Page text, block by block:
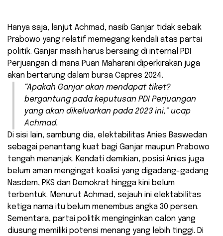
Hanya saja, lanjut Achmad, nasib Ganjar tidak sebaik
Prabowo yang relatif memegang kendali atas partai
politik. Ganjar masih harus bersaing di internal PDI
Perjuangan di mana Puan Maharani diperkirakan juga
akan bertarung dalam bursa Capres 2024.
“Apakah Ganjar akan mendapat tiket?
bergantung pada keputusan PDI Perjuangan
yang akan dikeluarkan pada 2023 ini,” ucap
Achmad.
Di sisi lain, sambung dia, elektabilitas Anies Baswedan
sebagai penantang kuat bagi Ganjar maupun Prabowo
tengah menanjak. Kendati demikian, posisi Anies juga
belum aman mengingat koalisi yang digadang-gadang
Nasdem, PKS dan Demokrat hingga kini belum
terbentuk. Menurut Achmad, sejauh ini elektabilitas
ketiga nama itu belum menembus angka 30 persen.
Sementara, partai politik menginginkan calon yang
diusung memiliki potensi menang yang lebih tinggi. Di